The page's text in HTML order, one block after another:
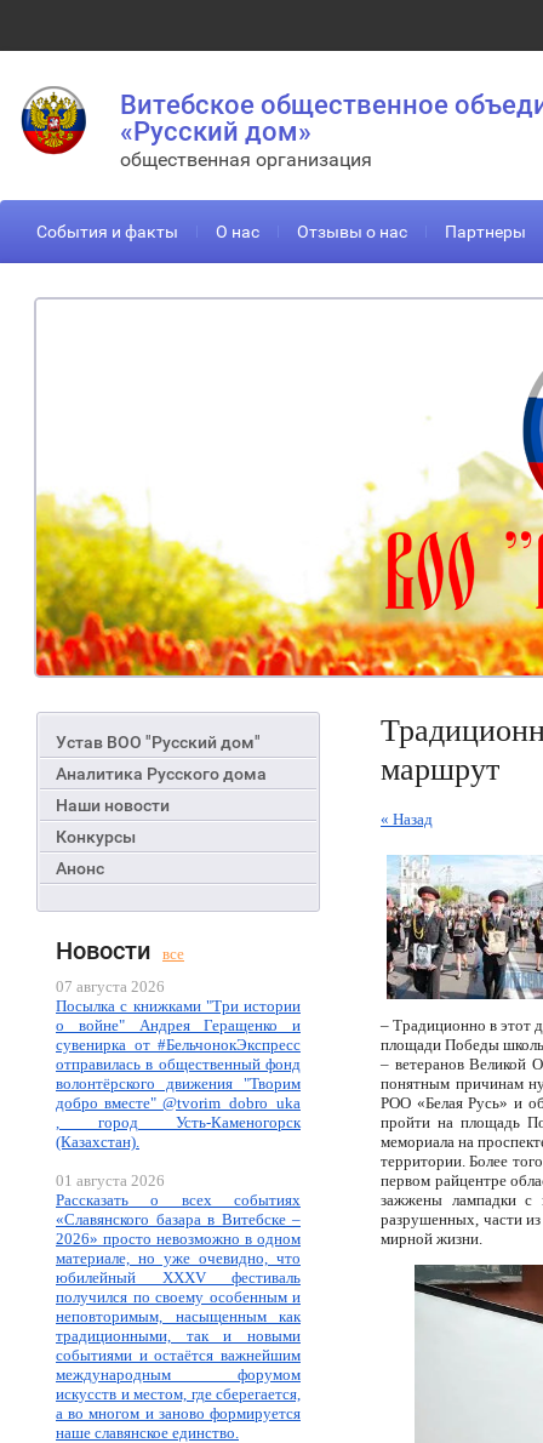
Витебское общественное
«Русский дом»
общественная организация
События и факты О нас Отзывы о нас Партнеры
Устав ВОО "Русский дом"
Аналитика Русского дома
Наши новости
Конкурсы
Анонс
Новости
все
07 августа 2026
Посылка с книжками "Три истории
о войне" Андрея Геращенко и
сувенирка от #БельчонокЭкспресс
отправилась в общественный фонд
волонтёрского движения "Творим
добро вместе" @tvorim_dobro_uka
, город Усть-Каменогорск
(Казахстан).
01 августа 2026
Рассказать о всех событиях
«Славянского базара в Витебске –
2026» просто невозможно в одном
материале, но уже очевидно, что
юбилейный XXXV фестиваль
получился по своему особенным и
неповторимым, насыщенным как
традиционными, так и новыми
событиями и остаётся важнейшим
международным форумом
искусств и местом, где сберегается,
а во многом и заново формируется
наше славянское единство.
маршрут
« Назад
– Традиционно в этот
площади Победы
– ветеранов Великой
понятным причинам
РОО «Белая Русь» и
пройти на площадь
мемориала на
территории. Более
первом райцентре
зажжены лампадки с
разрушенных, части
мирной жизни.